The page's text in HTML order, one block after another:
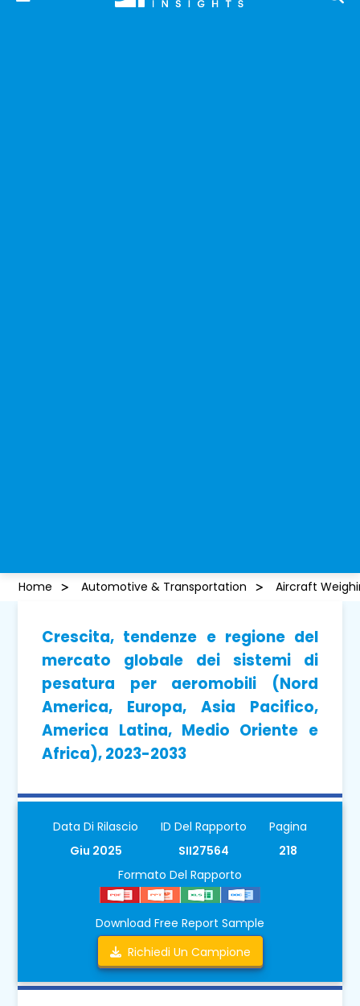
Home Automotive & Transportation Aircraft
Crescita, tendenze e regione del
mercato globale dei sistemi di
pesatura per aeromobili (Nord
America, Europa, Asia Pacifico,
America Latina, Medio Oriente e
Africa), 2023-2033
Data Di Rilascio
Giu 2025
ID Del Rapporto
SII27564
Pagina
218
Formato Del Rapporto
Download Free Report Sample
Richiedi Un Campione